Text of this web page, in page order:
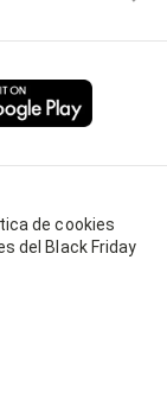
de cookies
del Black Friday